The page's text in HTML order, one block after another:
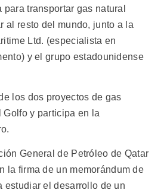
transportar gas natural
al resto del mundo, junto a la
Ltd. (especialista en
y el grupo estadounidense
los dos proyectos de gas
Golfo y participa en la
General de Petróleo de Qatar
la firma de un memorándum de
estudiar el desarrollo de un